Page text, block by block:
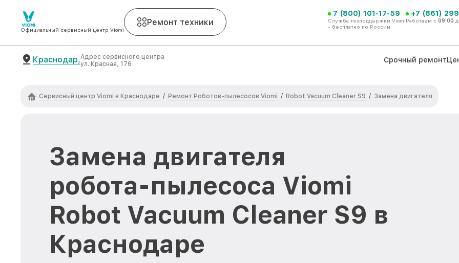
Официальный сервисный центр Viomi
Ремонт техники
7 (800) 101-17-59
Служба техподдержки Viomi
- бесплатно по России
+7 (861)
Работаем с 09:00
Краснодар,Адрес сервисного центра
ул. Красная, 176
Срочный ремонт
Сервисный центр Viomi в Краснодаре / Ремонт Роботов-пылесосов Viomi / Robot Vacuum Cleaner S9 / Замена двигателя
Замена двигателя
робота-пылесоса Viomi
Robot Vacuum Cleaner S9 в
Краснодаре